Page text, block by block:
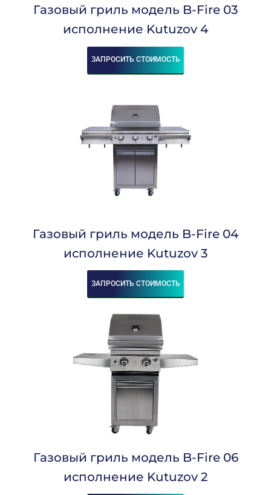
Газовый гриль модель B-Fire 03
исполнение Kutuzov 4
ЗАПРОСИТЬ СТОИМОСТЬ
Газовый гриль модель B-Fire 04
исполнение Kutuzov 3
ЗАПРОСИТЬ СТОИМОСТЬ
Газовый гриль модель B-Fire 06
исполнение Kutuzov 2